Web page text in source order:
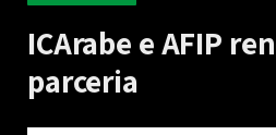
ICArabe e AFIP
parceria